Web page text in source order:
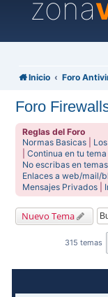
zona
Inicio Foro
Foro
Reglas del Foro
Normas Basicas
|Continua en tu tema
No escribas en
Enlaces a web/mail/
Mensajes Privados
Nuevo Tema
315 temas